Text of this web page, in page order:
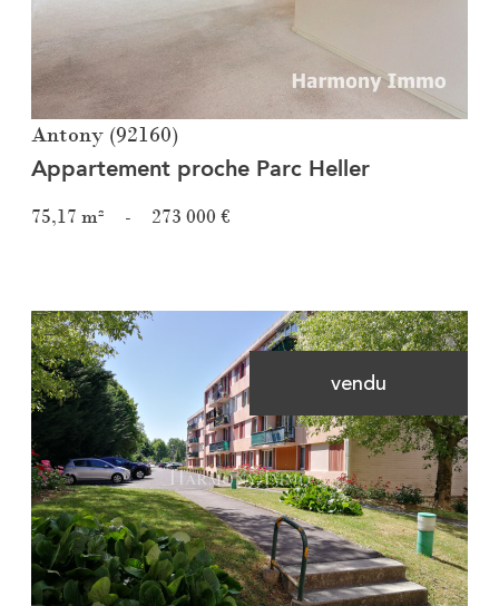
Antony (92160)
Appartement proche Parc Heller
75,17 m² - 273 000 €
vendu
Voir le bien